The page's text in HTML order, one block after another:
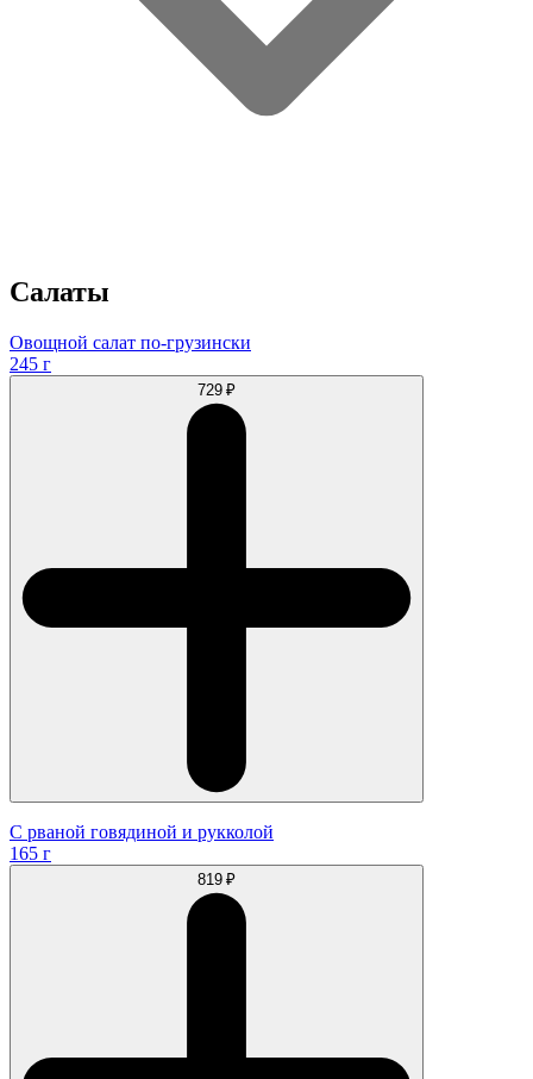
Салаты
Овощной салат по-грузински
245 г
729 ₽
С рваной говядиной и рукколой
165 г
819 ₽